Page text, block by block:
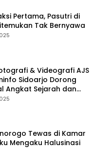
Pertama, Pasutri di
Tak Bernyawa
& Videografi AJS
Sidoarjo Dorong
Angkat Sejarah dan
Tewas di Kamar
Mengaku Halusinasi